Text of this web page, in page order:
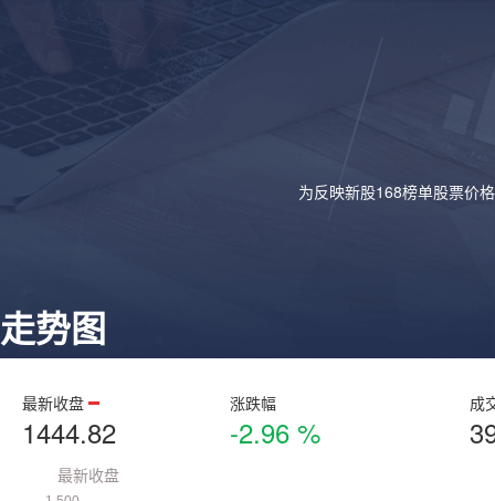
为反映新股168榜单股票价
走势图
最新收盘
1444.82
涨跌幅
-2.96 %
成